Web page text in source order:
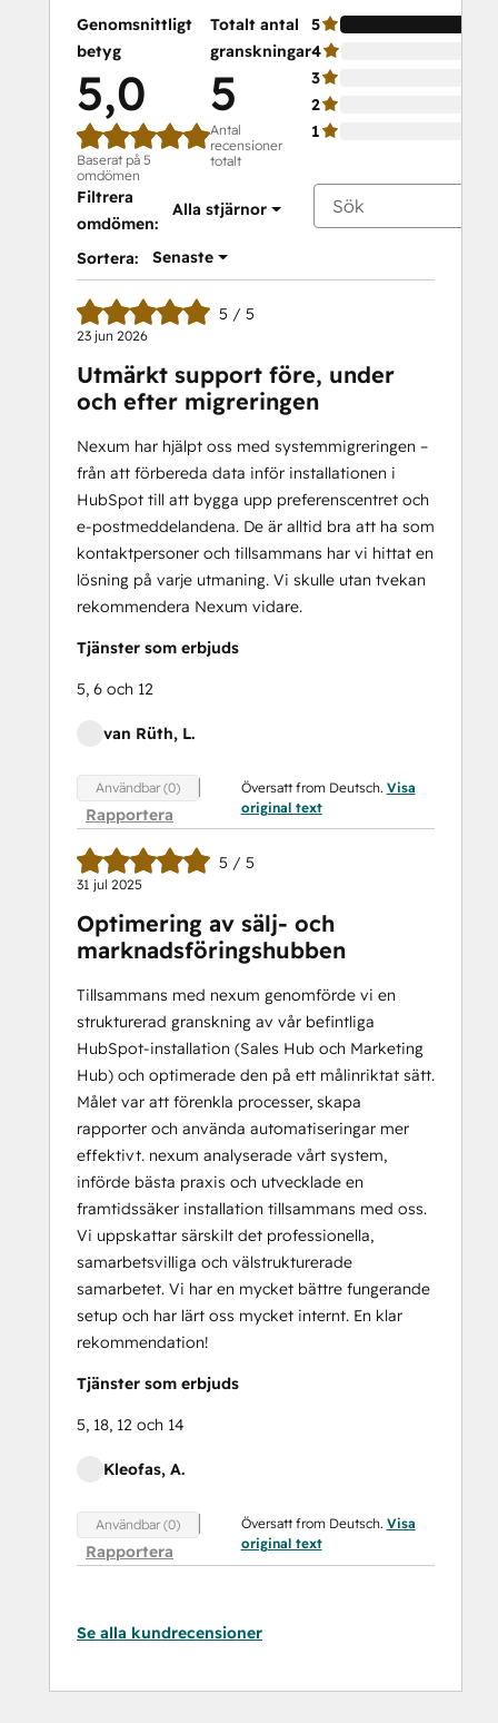
Genomsnittligt
betyg
5,0
Baserat på 5
omdömen
Totalt antal
granskningar
5
Antal
recensioner
totalt
5
4
3
2
1
Filtrera
omdömen:
Alla stjärnor
Sortera: Senaste
5 / 5
23 jun 2026
Utmärkt support före, under
och efter migreringen
Nexum har hjälpt oss med systemmigreringen –
från att förbereda data inför installationen i
HubSpot till att bygga upp preferenscentret och
e-postmeddelandena. De är alltid bra att ha som
kontaktpersoner och tillsammans har vi hittat en
lösning på varje utmaning. Vi skulle utan tvekan
rekommendera Nexum vidare.
Tjänster som erbjuds
5, 6 och 12
van Rüth, L.
Användbar (0)
Rapportera
Översatt from Deutsch. Visa
original text
5 / 5
31 jul 2025
Optimering av sälj- och
marknadsföringshubben
Tillsammans med nexum genomförde vi en
strukturerad granskning av vår befintliga
HubSpot-installation (Sales Hub och Marketing
Hub) och optimerade den på ett målinriktat sätt.
Målet var att förenkla processer, skapa
rapporter och använda automatiseringar mer
effektivt. nexum analyserade vårt system,
införde bästa praxis och utvecklade en
framtidssäker installation tillsammans med oss.
Vi uppskattar särskilt det professionella,
samarbetsvilliga och välstrukturerade
samarbetet. Vi har en mycket bättre fungerande
setup och har lärt oss mycket internt. En klar
rekommendation!
Tjänster som erbjuds
5, 18, 12 och 14
Kleofas, A.
Användbar (0)
Rapportera
Översatt from Deutsch. Visa
original text
Se alla kundrecensioner